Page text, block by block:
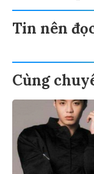
Tin nên
Cùng